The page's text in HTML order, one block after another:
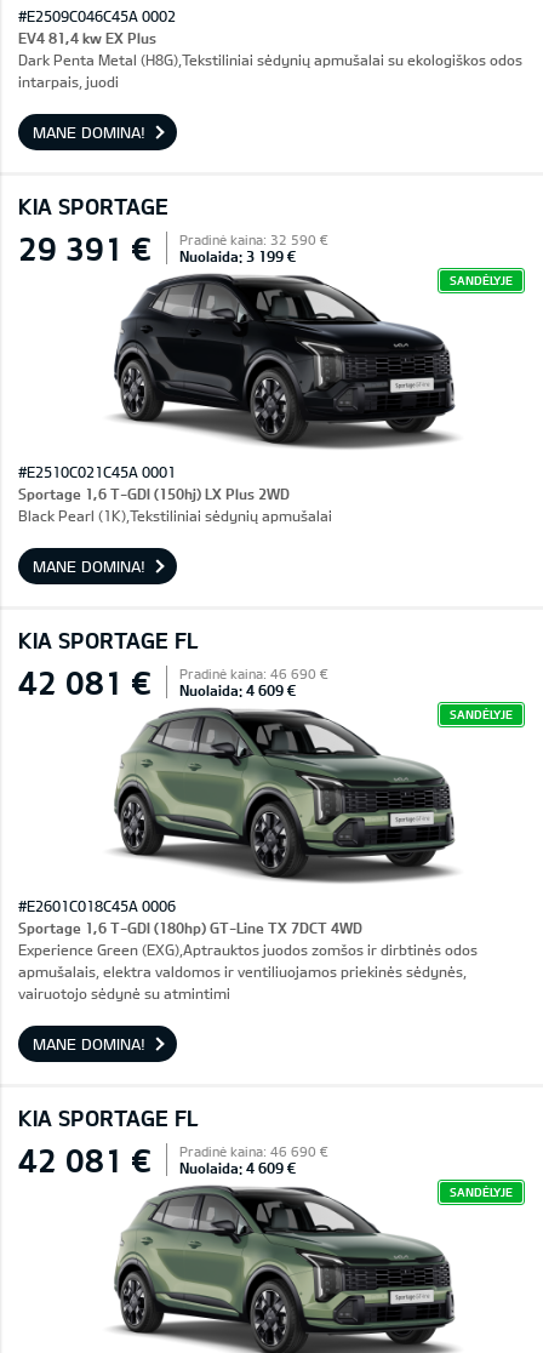
#E2509C046C45A 0002
EV4 81,4 kw EX Plus
Dark Penta Metal (H8G),Tekstiliniai sėdynių apmušalai su ekologiškos odos
intarpais, juodi
MANE DOMINA!
KIA SPORTAGE
29 391 € Pradinė kaina: 32 590 €
Nuolaida: 3 199 €
SANDĖLYJE
#E2510C021C45A 0001
Sportage 1,6 T-GDI (150hj) LX Plus 2WD
Black Pearl (1K),Tekstiliniai sėdynių apmušalai
MANE DOMINA!
KIA SPORTAGE FL
42 081 € Pradinė kaina: 46 690 €
Nuolaida: 4 609 €
SANDĖLYJE
#E2601C018C45A 0006
Sportage 1,6 T-GDI (180hp) GT-Line TX 7DCT 4WD
Experience Green (EXG),Aptrauktos juodos zomšos ir dirbtinės odos
apmušalais, elektra valdomos ir ventiliuojamos priekinės sėdynės,
vairuotojo sėdynė su atmintimi
MANE DOMINA!
KIA SPORTAGE FL
42 081 € Pradinė kaina: 46 690 €
Nuolaida: 4 609 €
SANDĖLYJE